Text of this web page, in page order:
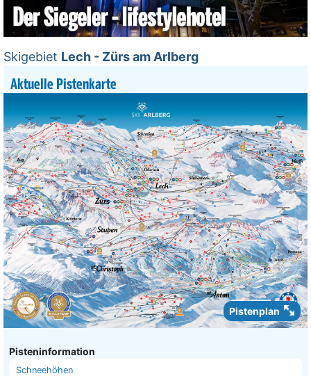
Skigebiet Lech - Zürs am Arlberg
Aktuelle Pistenkarte
Pistenplan
Pisteninformation
Schneehöhen